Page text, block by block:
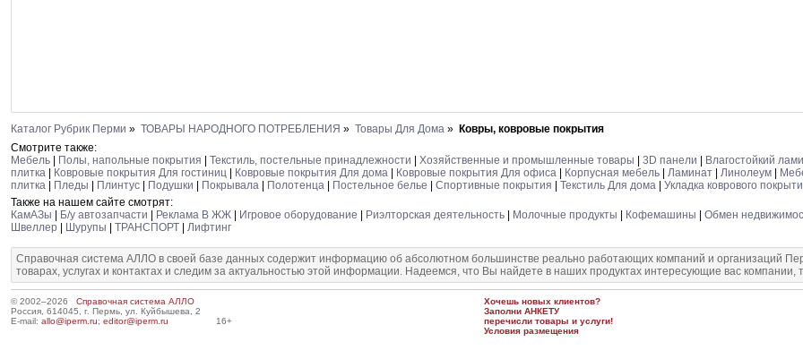
Каталог Рубрик Перми » ТОВАРЫ НАРОДНОГО ПОТРЕБЛЕНИЯ » Товары Для Дома » Ковры, ковровые покрытия
Смотрите также:
Мебель
Полы, напольные покрытия Текстиль, постельные принадлежности Хозяйственные и промышленные товары 3D панели Влагостойкий
плитка
Ковровые покрытия Для гостиниц Ковровые покрытия Для дома Ковровые покрытия Для офиса Корпусная мебель Ламинат Линолеум
плитка
Пледы Плинтус Подушки Покрывала Полотенца Постельное белье Спортивные покрытия Текстиль Для дома Укладка коврового
Также на нашем сайте смотрят:
КамАЗы
Б/у автозапчасти Реклама В ЖЖ Игровое оборудование Риэлторская деятельность Молочные продукты Кофемашины Обмен
Швеллер
Шурупы ТРАНСПОРТ Лифтинг
Справочная система АЛЛО в своей базе данных содержит информацию об абсолютном большинстве реально работающих компаний и организаций
товарах, услугах и контактах и следим за актуальностью этой информации. Надеемся, что Вы найдете в наших продуктах интересующие вас
© 2002–2026 Справочная система АЛЛО
Россия, 614045, г. Пермь, ул. Куйбышева, 2
E-mail: allo@iperm.ru; editor@iperm.ru 16+
Хочешь новых клиентов?
Заполни АНКЕТУ
перечисли товары и услуги!
Условия размещения